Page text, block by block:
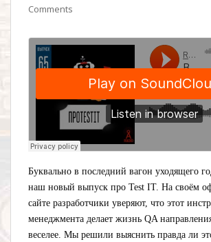
Comments
Буквально в последний вагон уходящего
наш новый выпуск про Test IT. На своём
сайте разработчики уверяют, что этот
менеджмента делает жизнь QA
веселее. Мы решили выяснить правда ли